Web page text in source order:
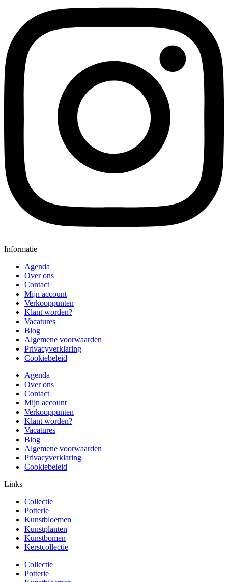
Informatie
Agenda
Over ons
Contact
Mijn account
Verkooppunten
Klant worden?
Vacatures
Blog
Algemene voorwaarden
Privacyverklaring
Cookiebeleid
Agenda
Over ons
Contact
Mijn account
Verkooppunten
Klant worden?
Vacatures
Blog
Algemene voorwaarden
Privacyverklaring
Cookiebeleid
Links
Collectie
Potterie
Kunstbloemen
Kunstplanten
Kunstbomen
Kerstcollectie
Collectie
Potterie